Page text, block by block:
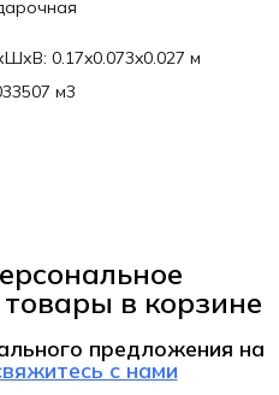
0.17x0.073x0.027 м
м3
в корзине
предложения на
с нами